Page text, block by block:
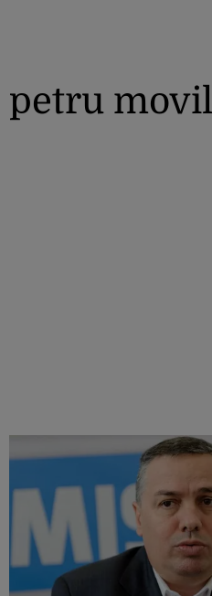
petru